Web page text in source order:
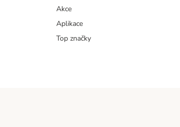
Akce
Aplikace
Top značky